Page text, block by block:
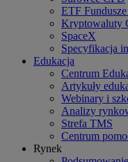
ETF
Kryptowaluty
SpaceX
Specyfikacja
Edukacja
Centrum
Artykuły
Webinary i
Analizy
Strefa TMS
Centrum
Rynek